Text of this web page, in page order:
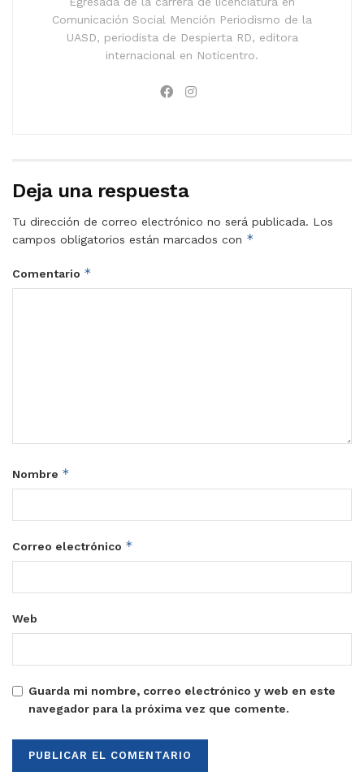
Comunicación Social Mención Periodismo de la
UASD, periodista de Despierta RD, editora
internacional en Noticentro.
Deja una respuesta
Tu dirección de correo electrónico no será publicada. Los
campos obligatorios están marcados con *
Comentario *
Nombre *
Correo electrónico *
Web
Guarda mi nombre, correo electrónico y web en este
navegador para la próxima vez que comente.